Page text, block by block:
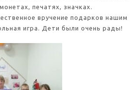
печатях, значках.
вручение подарков нашим
игра. Дети были очень рады!